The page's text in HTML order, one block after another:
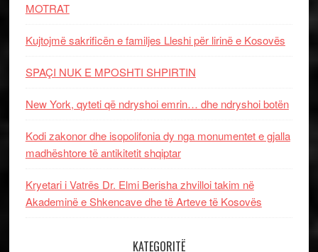
MOTRAT
Kujtojmë sakrificën e familjes Lleshi për lirinë e Kosovës
SPAÇI NUK E MPOSHTI SHPIRTIN
New York, qyteti që ndryshoi emrin… dhe ndryshoi botën
Kodi zakonor dhe isopolifonia dy nga monumentet e gjalla
madhështore të antikitetit shqiptar
Kryetari i Vatrës Dr. Elmi Berisha zhvilloi takim në
Akademinë e Shkencave dhe të Arteve të Kosovës
KATEGORITË